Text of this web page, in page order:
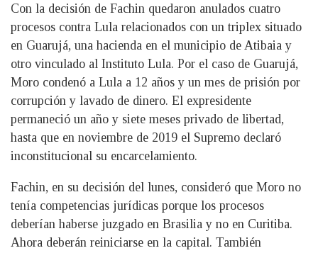
Con la decisión de Fachin quedaron anulados cuatro
procesos contra Lula relacionados con un triplex situado
en Guarujá, una hacienda en el municipio de Atibaia y
otro vinculado al Instituto Lula. Por el caso de Guarujá,
Moro condenó a Lula a 12 años y un mes de prisión por
corrupción y lavado de dinero. El expresidente
permaneció un año y siete meses privado de libertad,
hasta que en noviembre de 2019 el Supremo declaró
inconstitucional su encarcelamiento.
Fachin, en su decisión del lunes, consideró que Moro no
tenía competencias jurídicas porque los procesos
deberían haberse juzgado en Brasilia y no en Curitiba.
Ahora deberán reiniciarse en la capital. También